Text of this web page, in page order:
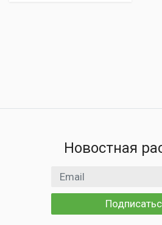
Новостная
Email адрес